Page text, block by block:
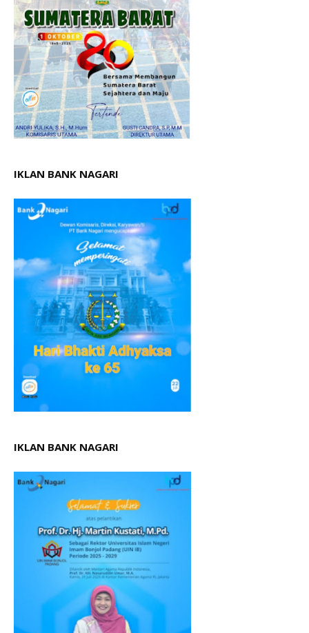
IKLAN BANK NAGARI
IKLAN BANK NAGARI